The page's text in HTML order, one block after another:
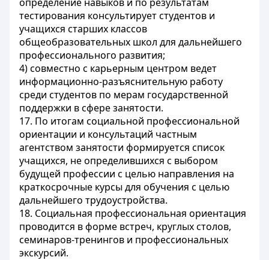
тестирования консультирует студентов и
учащихся старших классов
общеобразовательных школ для дальнейшего
профессионального развития;
4) совместно с карьерным центром ведет
информационно-разъяснительную работу
среди студентов по мерам государственной
поддержки в сфере занятости.
17. По итогам социальной профессиональной
ориентации и консультаций частным
агентством занятости формируется список
учащихся, не определившихся с выбором
будущей профессии с целью направления на
краткосрочные курсы для обучения с целью
дальнейшего трудоустройства.
18. Социальная профессиональная ориентация
проводится в форме встреч, круглых столов,
семинаров-тренингов и профессиональных
экскурсий.